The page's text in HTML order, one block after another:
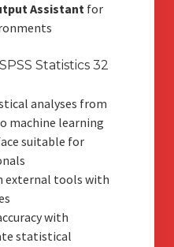
Assistantfor
Statistics 32
analyses from
machine learning
suitable for
external tools with
with
statistical